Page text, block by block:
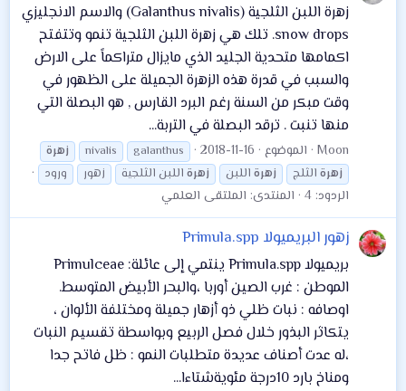
زهرة اللبن الثلجية (Galanthus nivalis) والاسم الانجليزي
snow drops. تلك هي زهرة اللبن الثلجية تنمو وتتفتح
اكمامها متحدية الجليد الذي مايزال متراكماً على الارض
والسبب في قدرة هذه الزهرة الجميلة على الظهور في
وقت مبكر من السنة رغم البرد القارس , هو البصلة التي
منها تنبت . ترقد البصلة في التربة...
Moon الموضوع 2018-11-16
galanthus
nivalis
زهرة
زهرة الثلج زهرة اللبن زهرة اللبن الثلجية زهور ورود
الردود: 4 المنتدى: الملتقى العلمي
زهور البريميولا Primula.spp
بريميولا Primula.spp ينتمي إلى عائلة: Primulceae
الموطن : غرب الصين أوربا ،والبحر الأبيض المتوسط.
اوصافه : نبات ظلي ذو أزهار جميلة ومختلفة الألوان ،
يتكاثر البذور خلال فصل الربيع وبواسطة تقسيم النبات
،له عدت أصناف عديدة متطلبات النمو : ظل فاتح جدا
ومناخ بارد 10درجة مئويةشتاءا...